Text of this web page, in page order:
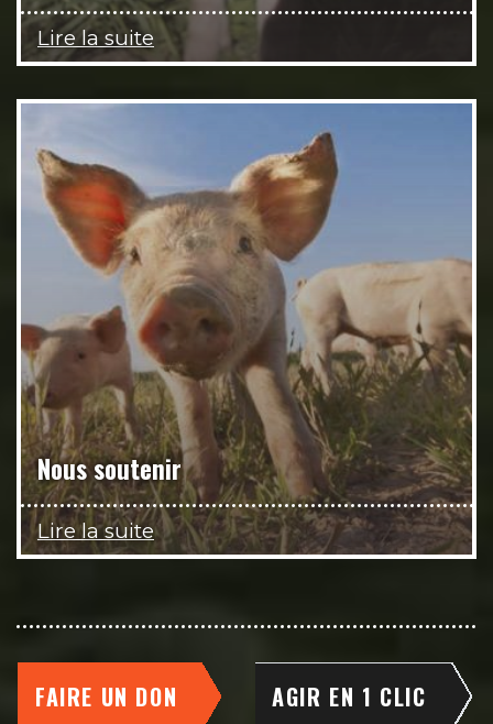
Lire la suite
Nous soutenir
Lire la suite
FAIRE UN DON AGIR EN 1 CLIC